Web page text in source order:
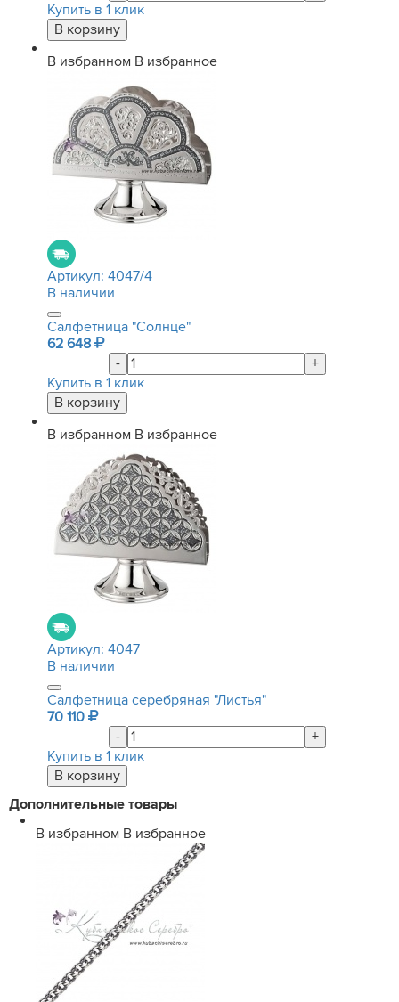
Купить в 1 клик
В избранном В избранное
Артикул: 4047/4
В наличии
Салфетница "Солнце"
62 648
-
+
Купить в 1 клик
В избранном В избранное
Артикул: 4047
В наличии
Салфетница серебряная "Листья"
70 110
-
+
Купить в 1 клик
Дополнительные товары
В избранном В избранное